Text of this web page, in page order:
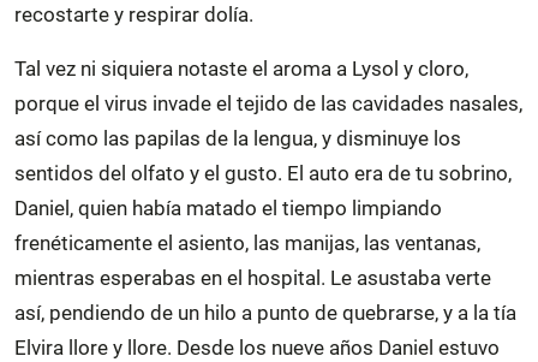
recostarte y respirar dolía.
Tal vez ni siquiera notaste el aroma a Lysol y cloro,
porque el virus invade el tejido de las cavidades nasales,
así como las papilas de la lengua, y disminuye los
sentidos del olfato y el gusto. El auto era de tu sobrino,
Daniel, quien había matado el tiempo limpiando
frenéticamente el asiento, las manijas, las ventanas,
mientras esperabas en el hospital. Le asustaba verte
así, pendiendo de un hilo a punto de quebrarse, y a la tía
Elvira llore y llore. Desde los nueve años Daniel estuvo